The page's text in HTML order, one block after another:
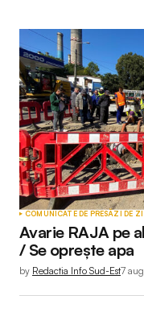
COMUNICATE DE PRESĂZI DE ZI
Avarie RAJA pe
/ Se oprește apa
by Redactia Info Sud-Est7